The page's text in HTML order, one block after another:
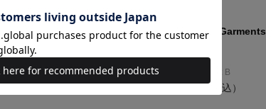
Engineered Garments
パーカー
サイズ：XS
コンディション: B
Engineered Garments
サイズ：XS
コンディション: B
11,800円（税込）